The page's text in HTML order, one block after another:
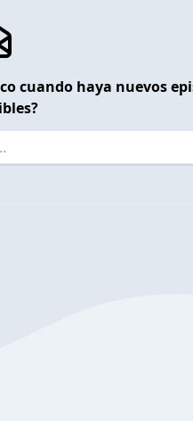
cuando haya nuevos